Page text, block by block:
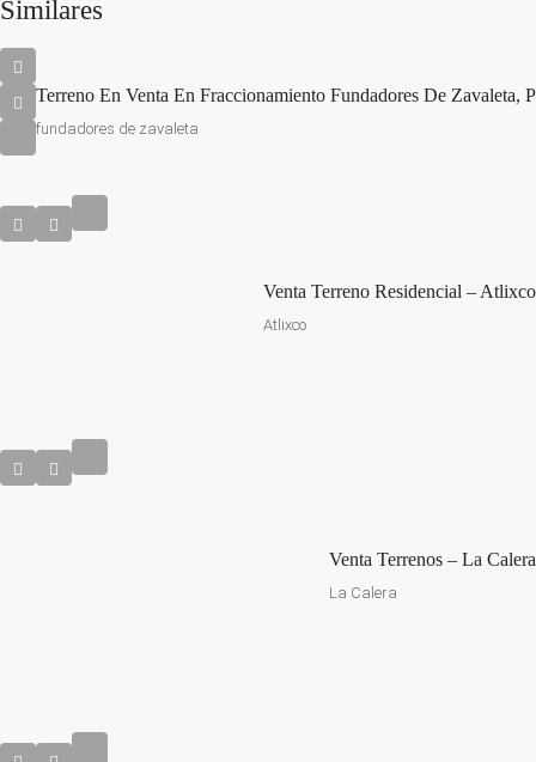
Similares
Terreno En Venta En Fraccionamiento Fundadores De Zavaleta,
fundadores de zavaleta
Venta Terreno Residencial – Atlixco
Atlixco
Venta Terrenos – La Calera
La Calera